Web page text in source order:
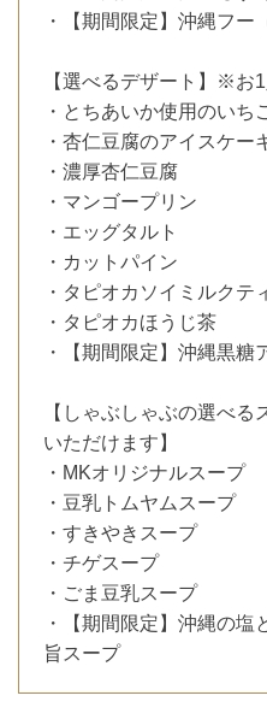
・【期間限定】沖縄フー
【選べるデザート】※お
・とちあいか使用のいち
・杏仁豆腐のアイスケー
・濃厚杏仁豆腐
・マンゴープリン
・エッグタルト
・カットパイン
・タピオカソイミルクテ
・タピオカほうじ茶
・【期間限定】沖縄黒糖
【しゃぶしゃぶの選べ
いただけます】
・MKオリジナルスープ
・豆乳トムヤムスープ
・すきやきスープ
・チゲスープ
・ごま豆乳スープ
・【期間限定】沖縄の
旨スープ